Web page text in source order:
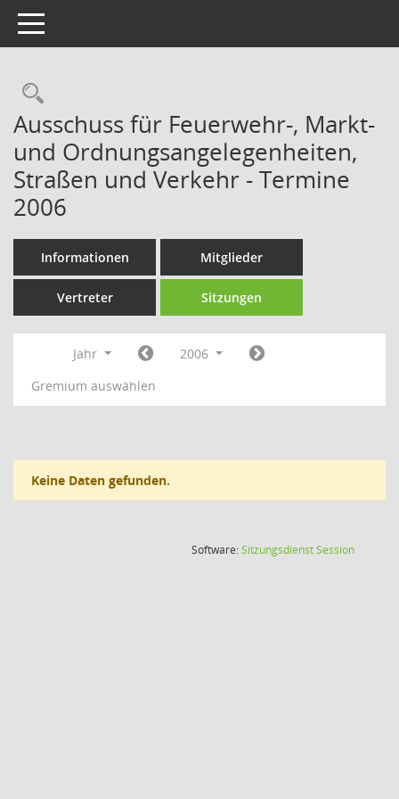
Toggle navigation
Rechercheauswahl
Ausschuss für Feuerwehr-, Markt-
und Ordnungsangelegenheiten,
Straßen und Verkehr - Termine
2006
Informationen Mitglieder
Vertreter Sitzungen
Jahr
2006
Gremium auswählen
Keine Daten gefunden.
Software:SitzungsdienstSession(Wird in